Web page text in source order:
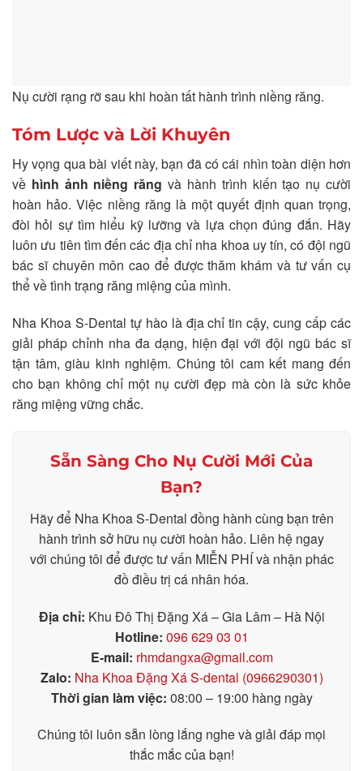
Nụ cười rạng rỡ sau khi hoàn tất hành trình niềng răng.
Tóm Lược và Lời Khuyên
Hy vọng qua bài viết này, bạn đã có cái nhìn toàn diện hơn
về hình ảnh niềng răng và hành trình kiến tạo nụ cười
hoàn hảo. Việc niềng răng là một quyết định quan trọng,
đòi hỏi sự tìm hiểu kỹ lưỡng và lựa chọn đúng đắn. Hãy
luôn ưu tiên tìm đến các địa chỉ nha khoa uy tín, có đội ngũ
bác sĩ chuyên môn cao để được thăm khám và tư vấn cụ
thể về tình trạng răng miệng của mình.
Nha Khoa S-Dental tự hào là địa chỉ tin cậy, cung cấp các
giải pháp chỉnh nha đa dạng, hiện đại với đội ngũ bác sĩ
tận tâm, giàu kinh nghiệm. Chúng tôi cam kết mang đến
cho bạn không chỉ một nụ cười đẹp mà còn là sức khỏe
răng miệng vững chắc.
Sẵn Sàng Cho Nụ Cười Mới Của
Bạn?
Hãy để Nha Khoa S-Dental đồng hành cùng bạn trên
hành trình sở hữu nụ cười hoàn hảo. Liên hệ ngay
với chúng tôi để được tư vấn MIỄN PHÍ và nhận phác
đồ điều trị cá nhân hóa.
Địa chỉ: Khu Đô Thị Đặng Xá – Gia Lâm – Hà Nội
Hotline: 096 629 03 01
E-mail: rhmdangxa@gmail.com
Zalo: Nha Khoa Đặng Xá S-dental (0966290301)
Thời gian làm việc: 08:00 – 19:00 hàng ngày
Chúng tôi luôn sẵn lòng lắng nghe và giải đáp mọi
thắc mắc của bạn!